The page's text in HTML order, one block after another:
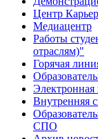
Центр
Медиацентр
Работы
отраслям)"
Горячая
Электронная
Внутренняя
СПО